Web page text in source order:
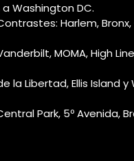
a Washington DC.
Harlem,
MOMA, High
la Libertad, Ellis Island y
Park, 5º Avenida,